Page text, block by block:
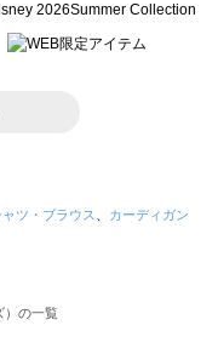
ャツ・ブラウス
カーディガン
）の一覧